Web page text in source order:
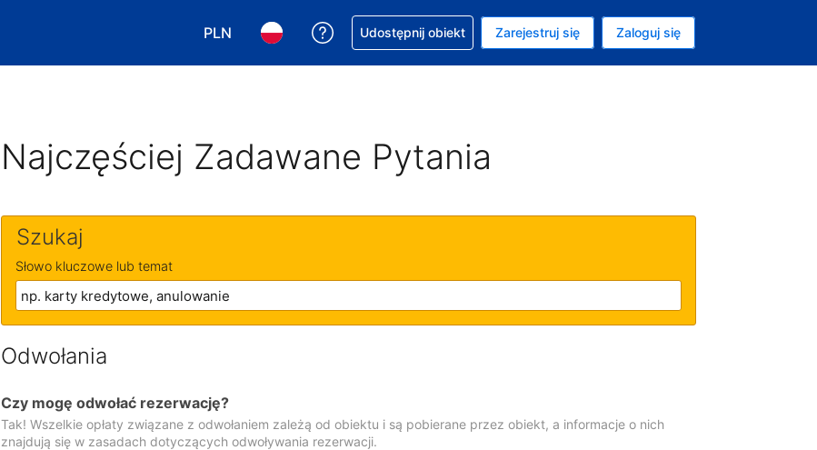
PLN
Wybierz walutę. Wybrana waluta to Złoty polski
Wybierz język. Wybrany język to Polski
Uzyskaj pomoc w sprawie rezerwacji
Udostępnij obiekt Zarejestruj się Zaloguj się
Najczęściej Zadawane Pytania
Szukaj
Słowo kluczowe lub temat
Odwołania
Czy mogę odwołać rezerwację?
Tak! Wszelkie opłaty związane z odwołaniem zależą od obiektu i są pobierane przez obiekt, a informacje o nich
znajdują się w zasadach dotyczących odwoływania rezerwacji.